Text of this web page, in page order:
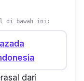
di bawah ini:
dari